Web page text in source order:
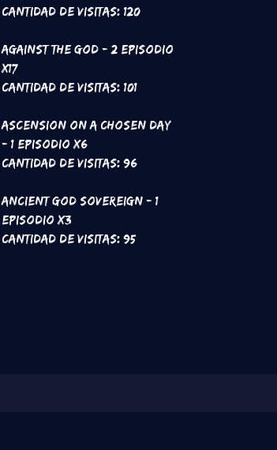
Cantidad de Visitas: 120
Against the God - 2 Episodio
x17
Cantidad de Visitas: 101
Ascension on a Chosen Day
- 1 Episodio x6
Cantidad de Visitas: 96
Ancient God Sovereign - 1
Episodio x3
Cantidad de Visitas: 95